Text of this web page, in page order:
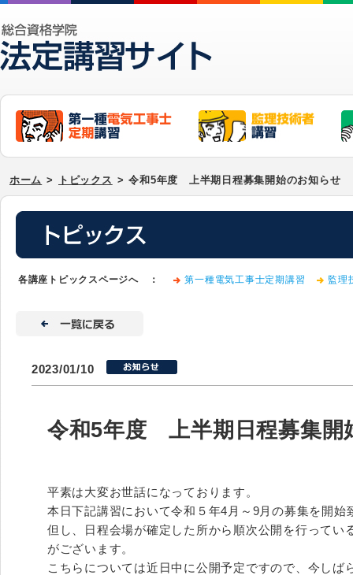
ホーム > トピックス > 令和5年度 上半期日程募集開始のお知らせ
各講座トピックスページへ ： 第一種電気工事士定期講習 監理
2023/01/10
令和5年度 上半期日程募集開
平素は大変お世話になっております。
本日下記講習において令和５年4月～9月の募集を開始
但し、日程会場が確定した所から順次公開を行ってい
がございます。
こちらについては近日中に公開予定ですので、今しば